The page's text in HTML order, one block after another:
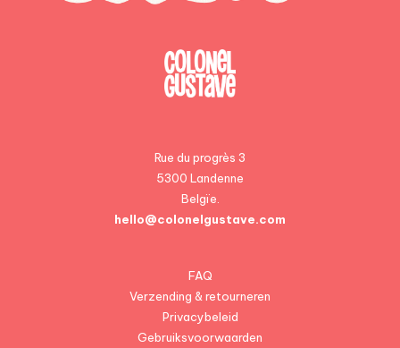
Rue du progrès 3
5300 Landenne
Belgïe.
hello@colonelgustave.com
FAQ
Verzending & retourneren
Privacybeleid
Gebruiksvoorwaarden